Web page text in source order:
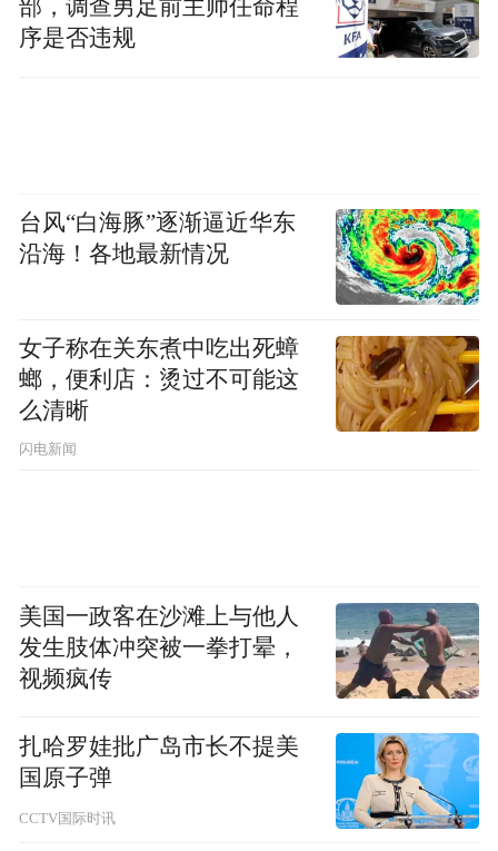
部，调查男足前主帅任命程
序是否违规
台风“白海豚”逐渐逼近华东
沿海！各地最新情况
女子称在关东煮中吃出死蟑
螂，便利店：烫过不可能这
么清晰
闪电新闻
美国一政客在沙滩上与他人
发生肢体冲突被一拳打晕，
视频疯传
扎哈罗娃批广岛市长不提美
国原子弹
CCTV国际时讯